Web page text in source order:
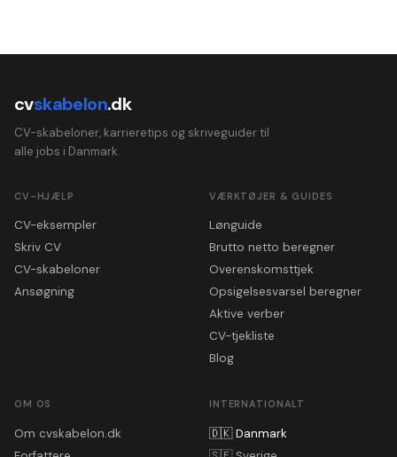
cvskabelon.dk
CV-skabeloner, karrieretips og skriveguider til
alle jobs i Danmark.
CV-HJÆLP
CV-eksempler
Skriv CV
CV-skabeloner
Ansøgning
VÆRKTØJER & GUIDES
Lønguide
Brutto netto beregner
Overenskomsttjek
Opsigelsesvarsel beregner
Aktive verber
CV-tjekliste
Blog
OM OS
Om cvskabelon.dk
INTERNATIONALT
🇩🇰 Danmark